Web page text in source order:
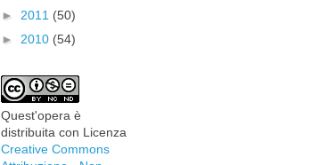
► 2011 (50)
► 2010 (54)
Quest'opera è
distribuita con Licenza
Creative Commons